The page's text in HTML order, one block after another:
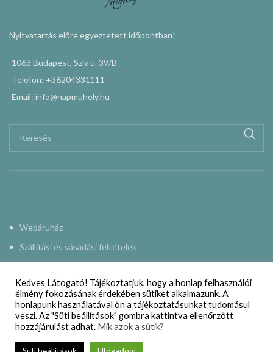
Nyitvatartás előre egyeztetett időpontban!
1063 Budapest, Szív u. 39/B
Telefon: +36204331111
Email: info@napmuhely.hu
Webáruház
Szállítási és vásárlási feltételek
Impresszum
Kapcsolat
NAPMŰHELY
Kedves Látogató! Tájékoztatjuk, hogy a honlap felhasználói
élmény fokozásának érdekében sütiket alkalmazunk. A
honlapunk használatával ön a tájékoztatásunkat tudomásul
veszi. Az "Süti beállítások" gombra kattintva ellenőrzött
hozzájárulást adhat. Mik azok a sütik?